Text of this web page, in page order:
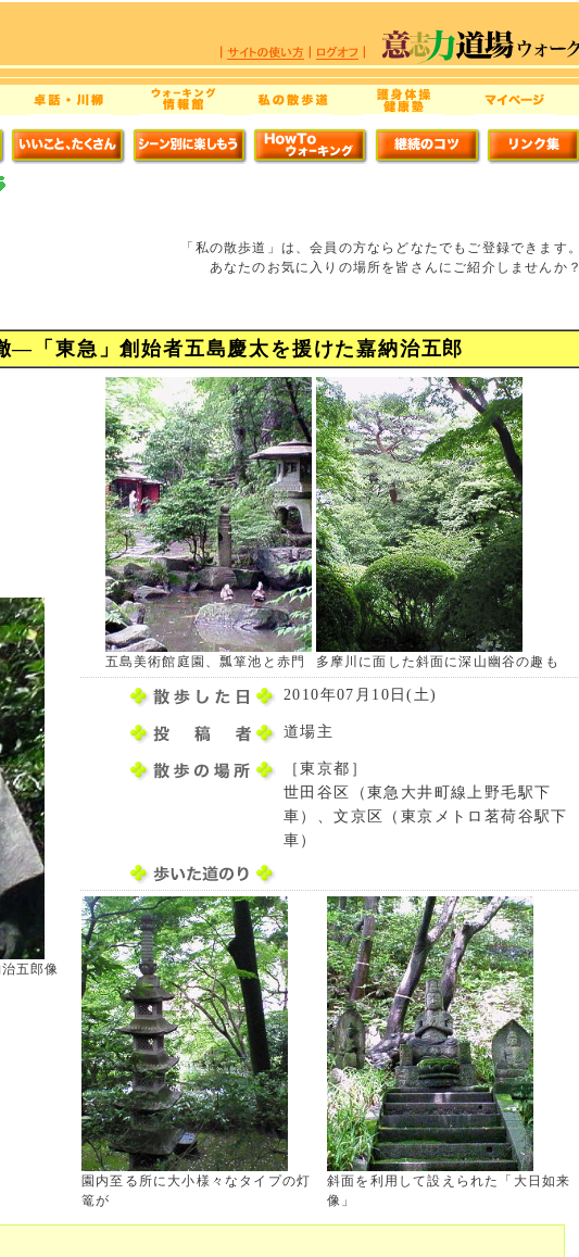
「私の散歩道」は、会員の方ならどなたでもご登録できます。
あなたのお気に入りの場所を皆さんにご紹介しませんか？
―「東急」創始者五島慶太を援けた嘉納治五郎
五郎像
五島美術館庭園、瓢箪池と赤門 多摩川に面した斜面に深山幽谷の趣も
2010年07月10日(土)
道場主
［東京都］
世田谷区（東急大井町線上野毛駅下
車）、文京区（東京メトロ茗荷谷駅下
車）
園内至る所に大小様々なタイプの灯
篭が
斜面を利用して設えられた「大日如来
像」